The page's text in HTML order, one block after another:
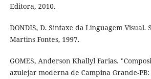
Editora, 2010.
DONDIS, D. Sintaxe da Linguagem Visual.
Martins Fontes, 1997.
GOMES, Anderson Khallyl Farias.
azulejar moderna de Campina Grande-